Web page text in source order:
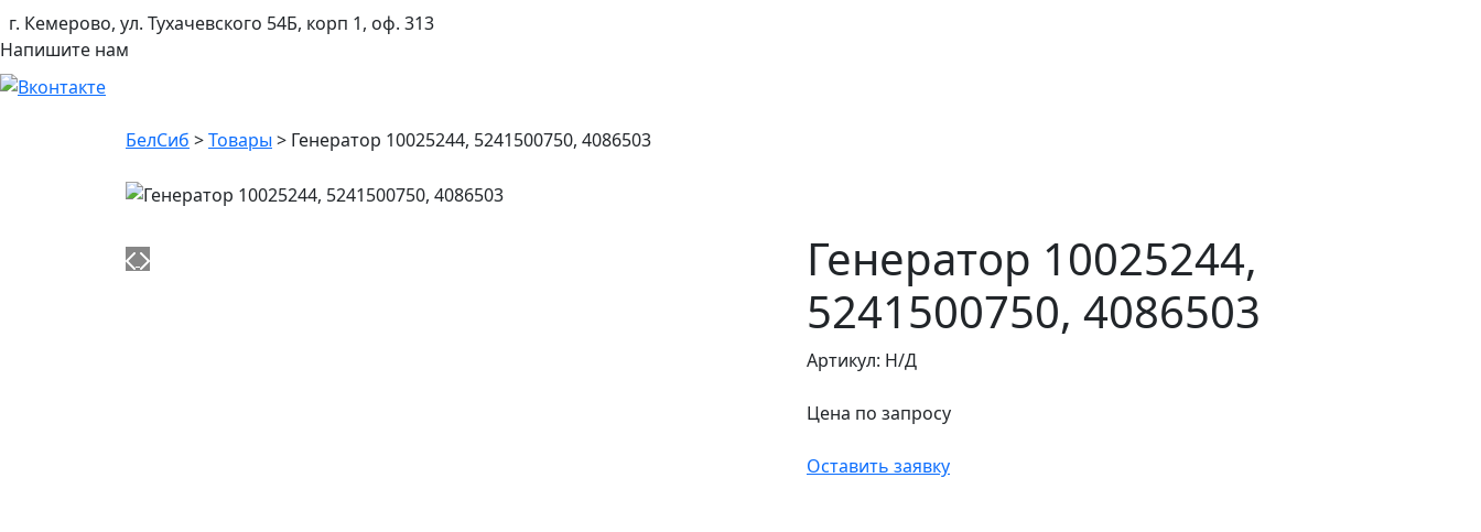
г. Кемерово, ул. Тухачевского 54Б, корп 1, оф. 313
Напишите нам
БелСиб >Товары > Генератор 10025244, 5241500750, 4086503
Генератор 10025244,
5241500750, 4086503
Артикул: Н/Д
Цена по запросу
Оставить заявку